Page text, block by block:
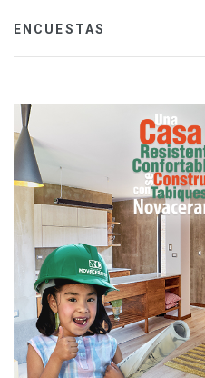
ENCUESTAS